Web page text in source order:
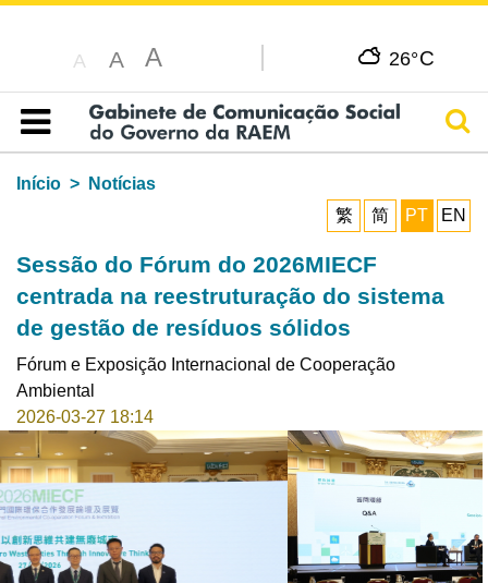
A A A 26°C
Índice
Início
Notícias
繁
简 PT EN
Sessão do Fórum do 2026MIECF
centrada na reestruturação do sistema
de gestão de resíduos sólidos
Fórum e Exposição Internacional de Cooperação
Ambiental
2026-03-27 18:14